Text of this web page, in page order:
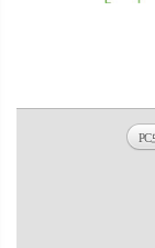
PC